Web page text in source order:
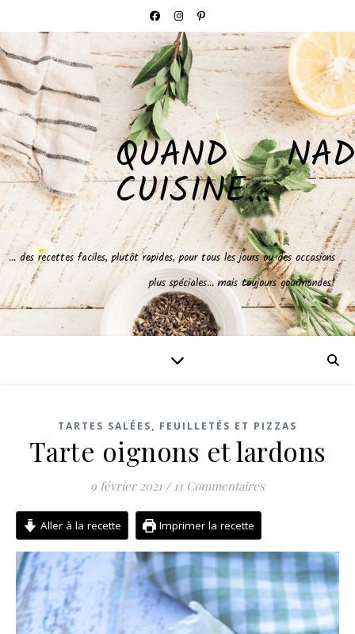
QUAND NAD
CUISINE…
… des recettes faciles, plutôt rapides, pour tous les jours ou des occasions
plus spéciales… mais toujours gourmandes!
TARTES SALÉES, FEUILLETÉS ET PIZZAS
Tarte oignons et lardons
9 février 2021 / 11 Commentaires
Aller à la recette Imprimer la recette